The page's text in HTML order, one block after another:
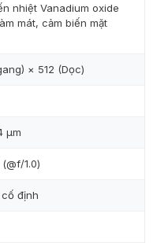
nhiệt Vanadium oxide
mát, cảm biến mặt
× 512 (Dọc)
μm
1.0)
định